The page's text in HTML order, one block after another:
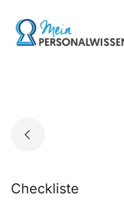
content
Go to landing page.
Checkliste